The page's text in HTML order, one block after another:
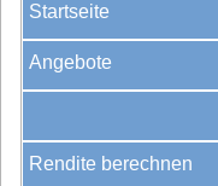
Startseite
Angebote
Rendite berechnen